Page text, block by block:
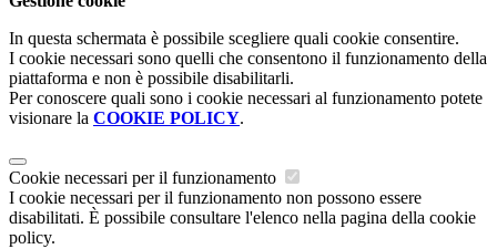
In questa schermata è possibile scegliere quali cookie consentire.
I cookie necessari sono quelli che consentono il funzionamento della
piattaforma e non è possibile disabilitarli.
Per conoscere quali sono i cookie necessari al funzionamento potete
visionare la COOKIE POLICY.
Cookie necessari per il funzionamento
I cookie necessari per il funzionamento non possono essere
disabilitati. È possibile consultare l'elenco nella pagina della cookie
policy.